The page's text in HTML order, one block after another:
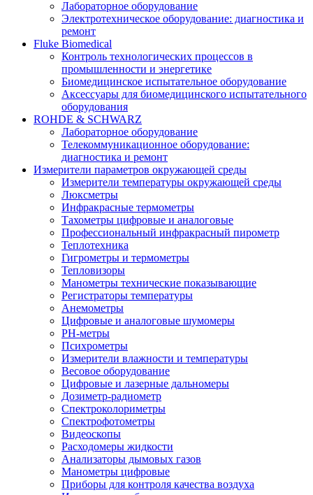
Лабораторное оборудование
Электротехническое оборудование: диагностика и
ремонт
Fluke Biomedical
Контроль технологических процессов в
промышленности и энергетике
Биомедицинское испытательное оборудование
Аксессуары для биомедицинского испытательного
оборудования
ROHDE & SCHWARZ
Лабораторное оборудование
Телекоммуникационное оборудование:
диагностика и ремонт
Измерители параметров окружающей среды
Измерители температуры окружающей среды
Люксметры
Инфракрасные термометры
Тахометры цифровые и аналоговые
Профессиональный инфракрасный пирометр
Теплотехника
Гигрометры и термометры
Тепловизоры
Манометры технические показывающие
Регистраторы температуры
Анемометры
Цифровые и аналоговые шумомеры
PH-метры
Психрометры
Измерители влажности и температуры
Весовое оборудование
Цифровые и лазерные дальномеры
Дозиметр-радиометр
Спектроколориметры
Спектрофотометры
Видеоскопы
Расходомеры жидкости
Анализаторы дымовых газов
Манометры цифровые
Приборы для контроля качества воздуха